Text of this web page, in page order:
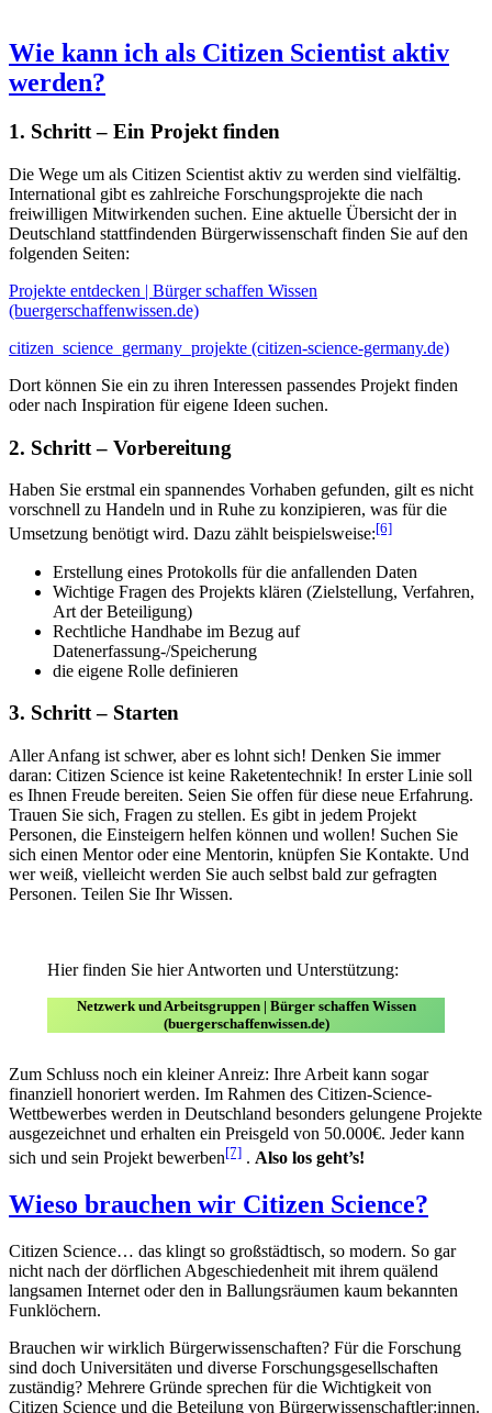
Wie kann ich als Citizen Scientist aktiv
werden?
1. Schritt – Ein Projekt finden
Die Wege um als Citizen Scientist aktiv zu werden sind vielfältig.
International gibt es zahlreiche Forschungsprojekte die nach
freiwilligen Mitwirkenden suchen. Eine aktuelle Übersicht der in
Deutschland stattfindenden Bürgerwissenschaft finden Sie auf den
folgenden Seiten:
Projekte entdecken | Bürger schaffen Wissen
(buergerschaffenwissen.de)
citizen_science_germany_projekte (citizen-science-germany.de)
Dort können Sie ein zu ihren Interessen passendes Projekt finden
oder nach Inspiration für eigene Ideen suchen.
2. Schritt – Vorbereitung
Haben Sie erstmal ein spannendes Vorhaben gefunden, gilt es nicht
vorschnell zu Handeln und in Ruhe zu konzipieren, was für die
Umsetzung benötigt wird. Dazu zählt beispielsweise:[6]
Erstellung eines Protokolls für die anfallenden Daten
Wichtige Fragen des Projekts klären (Zielstellung, Verfahren,
Art der Beteiligung)
Rechtliche Handhabe im Bezug auf
Datenerfassung-/Speicherung
die eigene Rolle definieren
3. Schritt – Starten
Aller Anfang ist schwer, aber es lohnt sich! Denken Sie immer
daran: Citizen Science ist keine Raketentechnik! In erster Linie soll
es Ihnen Freude bereiten. Seien Sie offen für diese neue Erfahrung.
Trauen Sie sich, Fragen zu stellen. Es gibt in jedem Projekt
Personen, die Einsteigern helfen können und wollen! Suchen Sie
sich einen Mentor oder eine Mentorin, knüpfen Sie Kontakte. Und
wer weiß, vielleicht werden Sie auch selbst bald zur gefragten
Personen. Teilen Sie Ihr Wissen.
Hier finden Sie hier Antworten und Unterstützung:
Netzwerk und Arbeitsgruppen | Bürger schaffen Wissen
(buergerschaffenwissen.de)
Zum Schluss noch ein kleiner Anreiz: Ihre Arbeit kann sogar
finanziell honoriert werden. Im Rahmen des Citizen-Science-
Wettbewerbes werden in Deutschland besonders gelungene Projekte
ausgezeichnet und erhalten ein Preisgeld von 50.000€. Jeder kann
sich und sein Projekt bewerben[7] . Also los geht’s!
Wieso brauchen wir Citizen Science?
Citizen Science… das klingt so großstädtisch, so modern. So gar
nicht nach der dörflichen Abgeschiedenheit mit ihrem quälend
langsamen Internet oder den in Ballungsräumen kaum bekannten
Funklöchern.
Brauchen wir wirklich Bürgerwissenschaften? Für die Forschung
sind doch Universitäten und diverse Forschungsgesellschaften
zuständig? Mehrere Gründe sprechen für die Wichtigkeit von
Citizen Science und die Beteilung von Bürgerwissenschaftler:innen.